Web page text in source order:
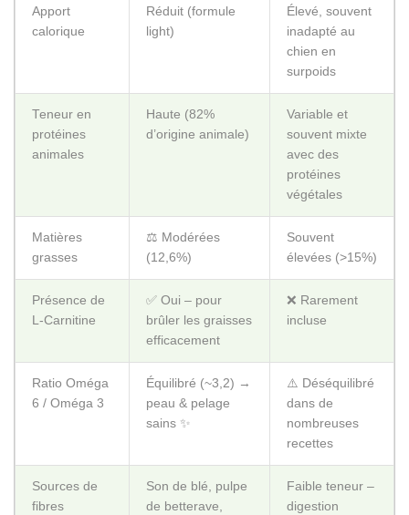
Apport
calorique
Réduit (formule
light)
Élevé, souvent
inadapté au
chien en
surpoids
Teneur en
protéines
animales
Haute (82%
d’origine animale)
Variable et
souvent mixte
avec des
protéines
végétales
Matières
grasses
⚖️ Modérées
(12,6%)
Souvent
élevées (>15%)
Présence de
L-Carnitine
✅ Oui – pour
brûler les graisses
efficacement
❌ Rarement
incluse
Ratio Oméga
6 / Oméga 3
Équilibré (~3,2) →
peau & pelage
sains ✨
⚠️ Déséquilibré
dans de
nombreuses
recettes
Sources de
fibres
Son de blé, pulpe
de betterave,
Faible teneur –
digestion